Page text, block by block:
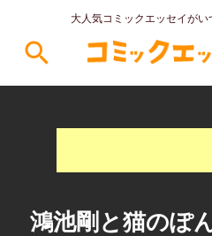
大人気コミックエッセイがい
search
鴻池剛と猫のぽ